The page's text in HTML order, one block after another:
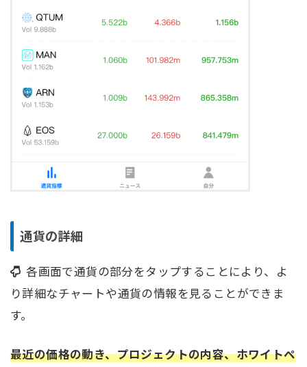
通貨の詳細
各画面で通貨の部分をタップすることにより、よ
り詳細なチャートや通貨の情報を見ることができま
す。
最近の価格の動き、プロジェクトの内容、ホワイトペ